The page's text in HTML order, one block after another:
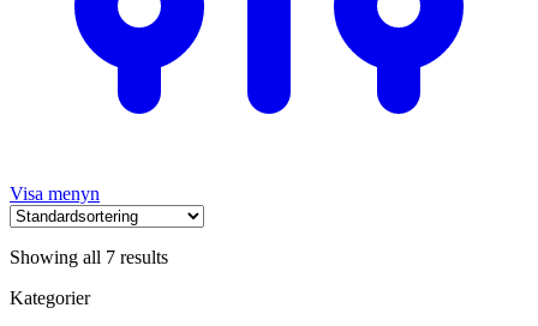
Visa menyn
Showing all 7 results
Kategorier